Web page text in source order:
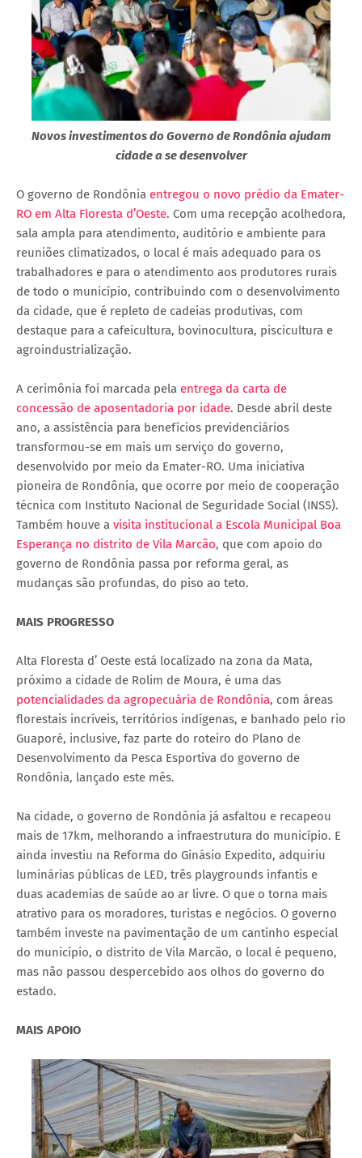
Novos investimentos do Governo de Rondônia ajudam
cidade a se desenvolver
O governo de Rondônia entregou o novo prédio da Emater-
RO em Alta Floresta d’Oeste. Com uma recepção acolhedora,
sala ampla para atendimento, auditório e ambiente para
reuniões climatizados, o local é mais adequado para os
trabalhadores e para o atendimento aos produtores rurais
de todo o município, contribuindo com o desenvolvimento
da cidade, que é repleto de cadeias produtivas, com
destaque para a cafeicultura, bovinocultura, piscicultura e
agroindustrialização.
A cerimônia foi marcada pela entrega da carta de
concessão de aposentadoria por idade. Desde abril deste
ano, a assistência para benefícios previdenciários
transformou-se em mais um serviço do governo,
desenvolvido por meio da Emater-RO. Uma iniciativa
pioneira de Rondônia, que ocorre por meio de cooperação
técnica com Instituto Nacional de Seguridade Social (INSS).
Também houve a visita institucional a Escola Municipal Boa
Esperança no distrito de Vila Marcão, que com apoio do
governo de Rondônia passa por reforma geral, as
mudanças são profundas, do piso ao teto.
MAIS PROGRESSO
Alta Floresta d’ Oeste está localizado na zona da Mata,
próximo a cidade de Rolim de Moura, é uma das
potencialidades da agropecuária de Rondônia, com áreas
florestais incríveis, territórios indígenas, e banhado pelo rio
Guaporé, inclusive, faz parte do roteiro do Plano de
Desenvolvimento da Pesca Esportiva do governo de
Rondônia, lançado este mês.
Na cidade, o governo de Rondônia já asfaltou e recapeou
mais de 17km, melhorando a infraestrutura do município. E
ainda investiu na Reforma do Ginásio Expedito, adquiriu
luminárias públicas de LED, três playgrounds infantis e
duas academias de saúde ao ar livre. O que o torna mais
atrativo para os moradores, turistas e negócios. O governo
também investe na pavimentação de um cantinho especial
do município, o distrito de Vila Marcão, o local é pequeno,
mas não passou despercebido aos olhos do governo do
estado.
MAIS APOIO